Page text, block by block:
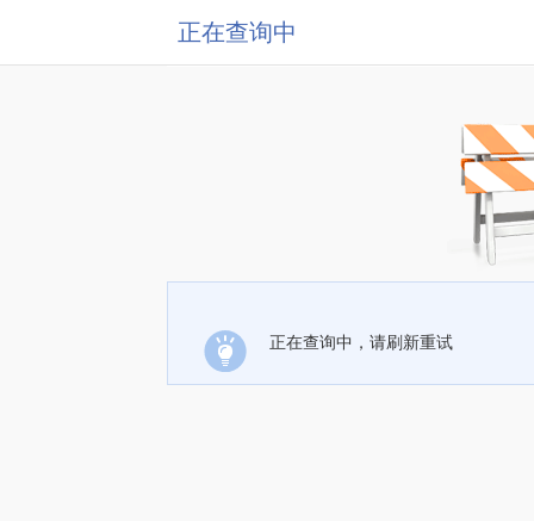
正在查询中
正在查询中，请刷新重试